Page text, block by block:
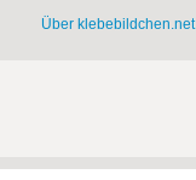
Über klebebildchen.net